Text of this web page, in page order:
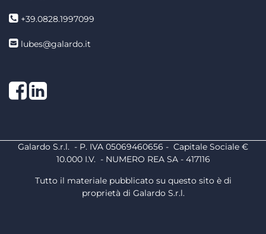
+39.0828.1997099
lubes@galardo.it
Facebook
LinkedIn
Galardo S.r.l. - P. IVA 05069460656 - Capitale Sociale €
10.000 I.V. - NUMERO REA SA - 417116
Tutto il materiale pubblicato su questo sito è di
proprietà di Galardo S.r.l.